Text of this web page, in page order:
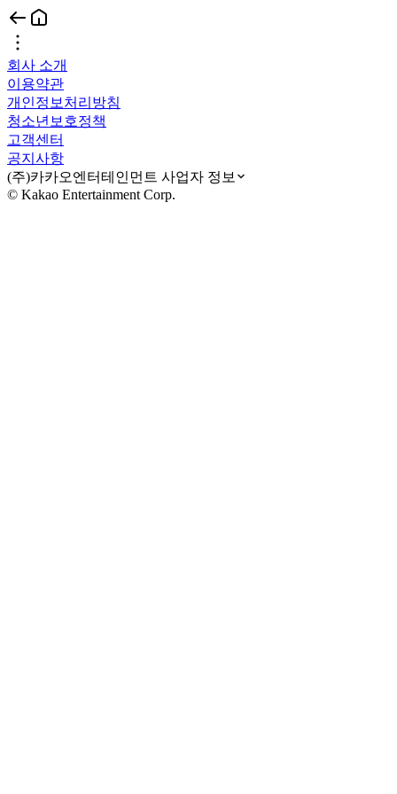
회사 소개
이용약관
개인정보처리방침
청소년보호정책
고객센터
공지사항
(주)카카오엔터테인먼트 사업자 정보
© Kakao Entertainment Corp.